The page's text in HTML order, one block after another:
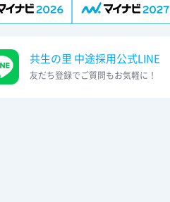
共生の里 中途採用公式LINE
友だち登録でご質問もお気軽に！